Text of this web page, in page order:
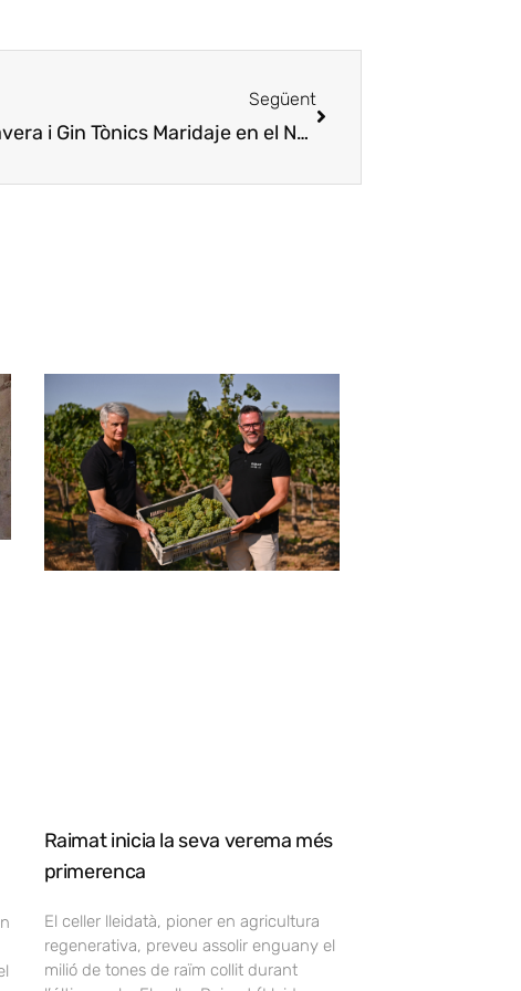
Següent
i Gin Tònics Maridaje en el Neo Parc con La Gravera y Gin Tonics
Raimat inicia la seva verema més
primerenca
El celler lleidatà, pioner en agricultura
regenerativa, preveu assolir enguany el
milió de tones de raïm collit durant